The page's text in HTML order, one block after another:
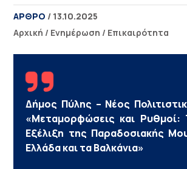
ΑΡΘΡΟ / 13.10.2025
Αρχική / Ενημέρωση / Επικαιρότητα
Δήμος Πύλης – Νέος
«Μεταμορφώσεις και Ρυθμοί:
Εξέλιξη της Παραδοσιακής
Ελλάδα και τα Βαλκάνια»